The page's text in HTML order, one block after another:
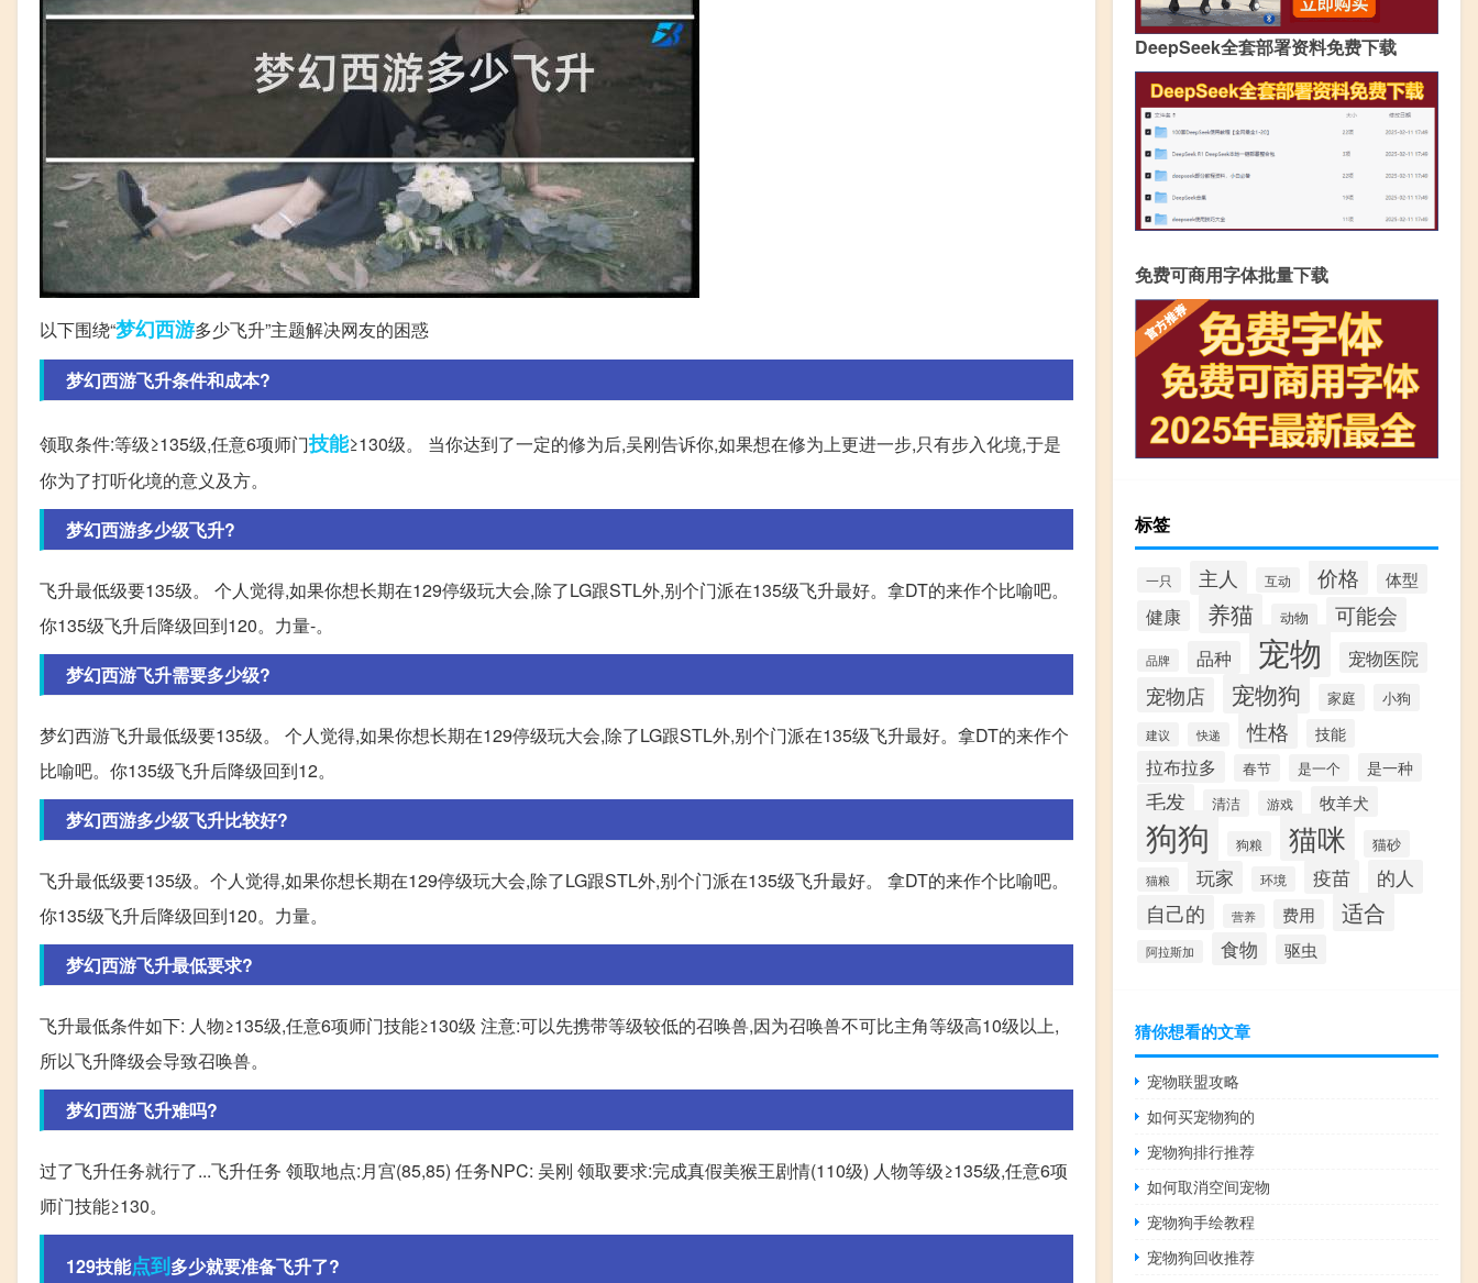
以下围绕“梦幻西游多少飞升”主题解决网友的困惑
梦幻西游飞升条件和成本?
领取条件:等级≥135级,任意6项师门技能≥130级。 当你达到了一定的修为后,吴刚告诉你,如果想在修为上更进一步,只有步入化境,于是
你为了打听化境的意义及方。
梦幻西游多少级飞升?
飞升最低级要135级。 个人觉得,如果你想长期在129停级玩大会,除了LG跟STL外,别个门派在135级飞升最好。拿DT的来作个比喻吧。
你135级飞升后降级回到120。力量-。
梦幻西游飞升需要多少级?
梦幻西游飞升最低级要135级。 个人觉得,如果你想长期在129停级玩大会,除了LG跟STL外,别个门派在135级飞升最好。拿DT的来作个
比喻吧。你135级飞升后降级回到12。
梦幻西游多少级飞升比较好?
飞升最低级要135级。个人觉得,如果你想长期在129停级玩大会,除了LG跟STL外,别个门派在135级飞升最好。 拿DT的来作个比喻吧。
你135级飞升后降级回到120。力量。
梦幻西游飞升最低要求?
飞升最低条件如下: 人物≥135级,任意6项师门技能≥130级 注意:可以先携带等级较低的召唤兽,因为召唤兽不可比主角等级高10级以上,
所以飞升降级会导致召唤兽。
梦幻西游飞升难吗?
过了飞升任务就行了...飞升任务 领取地点:月宫(85,85) 任务NPC: 吴刚 领取要求:完成真假美猴王剧情(110级) 人物等级≥135级,任意6项
师门技能≥130。
129技能点到多少就要准备飞升了?
DeepSeek全套部署资料免费下载
免费可商用字体批量下载
标签
一只 主人 互动 价格 体型
健康 养猫 动物 可能会
品牌 品种 宠物 宠物医院
宠物店 宠物狗 家庭 小狗
建议 快递 性格 技能
拉布拉多 春节 是一个 是一种
毛发 清洁 游戏 牧羊犬
狗狗 狗粮 猫咪 猫砂
猫粮 玩家 环境 疫苗 的人
自己的 营养 费用 适合
阿拉斯加 食物 驱虫
猜你想看的文章
宠物联盟攻略
如何买宠物狗的
宠物狗排行推荐
如何取消空间宠物
宠物狗手绘教程
宠物狗回收推荐